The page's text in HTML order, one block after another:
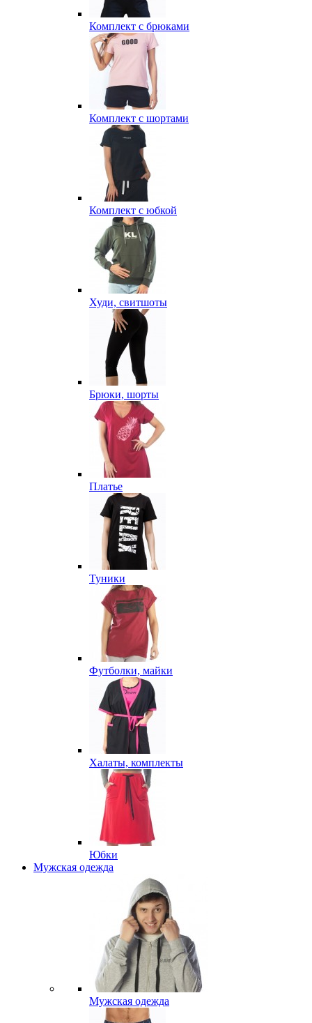
Комплект с брюками
Комплект с шортами
Комплект с юбкой
Худи, свитшоты
Брюки, шорты
Платье
Туники
Футболки, майки
Халаты, комплекты
Юбки
Мужская одежда
Мужская одежда